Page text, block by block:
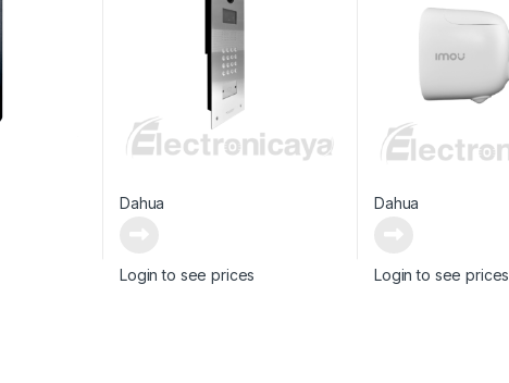
Dahua
Login to see prices
Dahua
Login to see prices